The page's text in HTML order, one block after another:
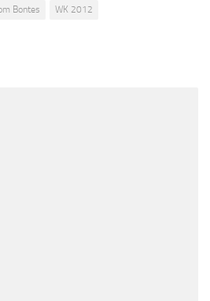
Bontes WK 2012